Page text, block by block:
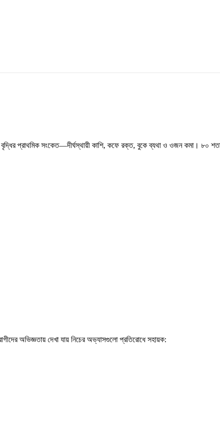
প্রাথমিক সংকেত—দীর্ঘস্থায়ী কাশি, কফে রক্ত, বুকে ব্যথা ও ওজন কমা। ৮০
অভিজ্ঞতায় দেখা যায় নিচের অভ্যাসগুলো প্রতিরোধে সহায়ক: